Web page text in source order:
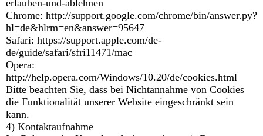
erlauben-und-ablehnen
Chrome: http://support.google.com/chrome/bin/answer.py?
hl=de&hlrm=en&answer=95647
Safari: https://support.apple.com/de-
de/guide/safari/sfri11471/mac
Opera:
http://help.opera.com/Windows/10.20/de/cookies.html
Bitte beachten Sie, dass bei Nichtannahme von Cookies
die Funktionalität unserer Website eingeschränkt sein
kann.
4) Kontaktaufnahme